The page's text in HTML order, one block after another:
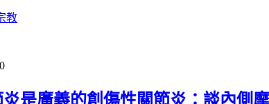
教
是廣義的創傷性關節炎：談內